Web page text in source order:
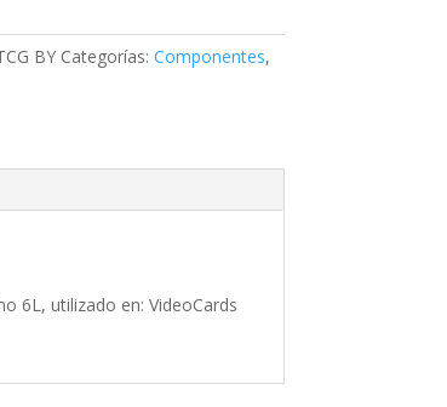
BY Categorías: Componentes,
6L, utilizado en: VideoCards